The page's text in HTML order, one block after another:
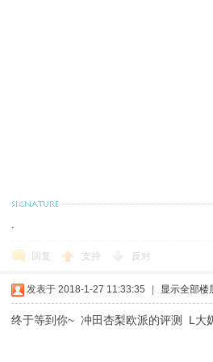
.
回复 支持 反对
发表于 2018-1-27 11:33:35 显示全部楼
终于等到你~ 冲田杏梨欧派的评测 L大